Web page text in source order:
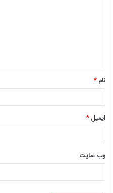
*
نام*
ایمیل*
وب‌ سایت